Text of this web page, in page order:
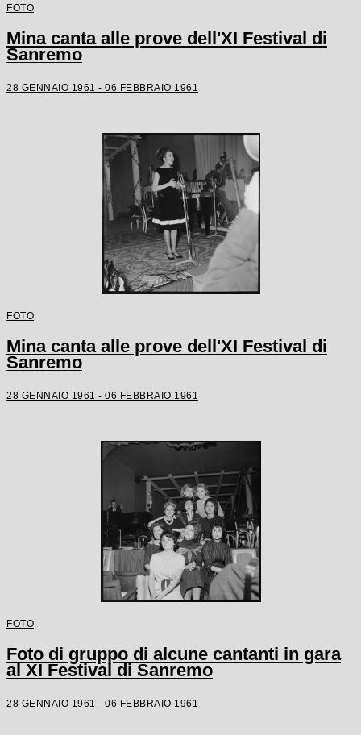
FOTO
Mina canta alle prove dell'XI Festival di
Sanremo
28 GENNAIO 1961 - 06 FEBBRAIO 1961
FOTO
Mina canta alle prove dell'XI Festival di
Sanremo
28 GENNAIO 1961 - 06 FEBBRAIO 1961
FOTO
Foto di gruppo di alcune cantanti in gara
al XI Festival di Sanremo
28 GENNAIO 1961 - 06 FEBBRAIO 1961